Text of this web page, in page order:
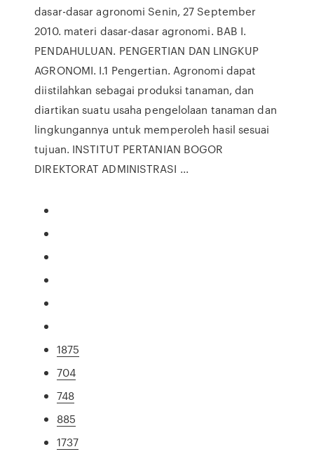
dasar-dasar agronomi Senin, 27 September
2010. materi dasar-dasar agronomi. BAB I.
PENDAHULUAN. PENGERTIAN DAN LINGKUP
AGRONOMI. I.1 Pengertian. Agronomi dapat
diistilahkan sebagai produksi tanaman, dan
diartikan suatu usaha pengelolaan tanaman dan
lingkungannya untuk memperoleh hasil sesuai
tujuan. INSTITUT PERTANIAN BOGOR
DIREKTORAT ADMINISTRASI ...
1875
704
748
885
1737